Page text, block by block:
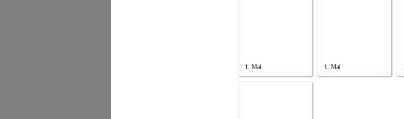
1. Mai 1. Mai